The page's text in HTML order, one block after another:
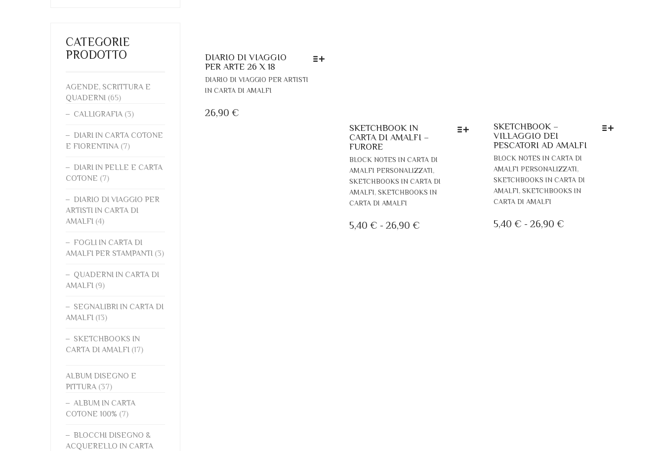
DIARIO DI VIAGGIO
PER ARTE 26 X 18
DIARIO DI VIAGGIO PER ARTISTI
IN CARTA DI AMALFI
26,90 €
SKETCHBOOK IN
CARTA DI AMALFI –
FURORE
BLOCK NOTES IN CARTA DI
AMALFI PERSONALIZZATI,
SKETCHBOOKS IN CARTA DI
AMALFI, SKETCHBOOKS IN
CARTA DI AMALFI
PRODOTTO
5,40 € - 26,90 €FASCIA
SKETCHBOOK –
VILLAGGIO DEI
PESCATORI AD AMALFI
BLOCK NOTES IN CARTA DI
AMALFI PERSONALIZZATI,
SKETCHBOOKS IN CARTA DI
AMALFI,SKETCHBOOKS IN
CARTA DI AMALFI
5,40€ - 26,90€
CATEGORIE
PRODOTTO
AGENDE, SCRITTURA E
QUADERNI (65)
CALLIGRAFIA (3)
DIARI IN CARTA COTONE
E FIORENTINA (7)
DIARI IN PELLE E CARTA
COTONE (7)
DIARIO DI VIAGGIO PER
ARTISTI IN CARTA DI
AMALFI (4)
FOGLI IN CARTA DI
AMALFI PER STAMPANTI (3)
QUADERNI IN CARTA DI
AMALFI (9)
SEGNALIBRI IN CARTA DI
AMALFI (13)
SKETCHBOOKS IN
CARTA DI AMALFI (17)
ALBUM DISEGNO E
PITTURA (37)
ALBUM IN CARTA
COTONE 100% (7)
BLOCCHI DISEGNO &
ACQUERELLO IN CARTA